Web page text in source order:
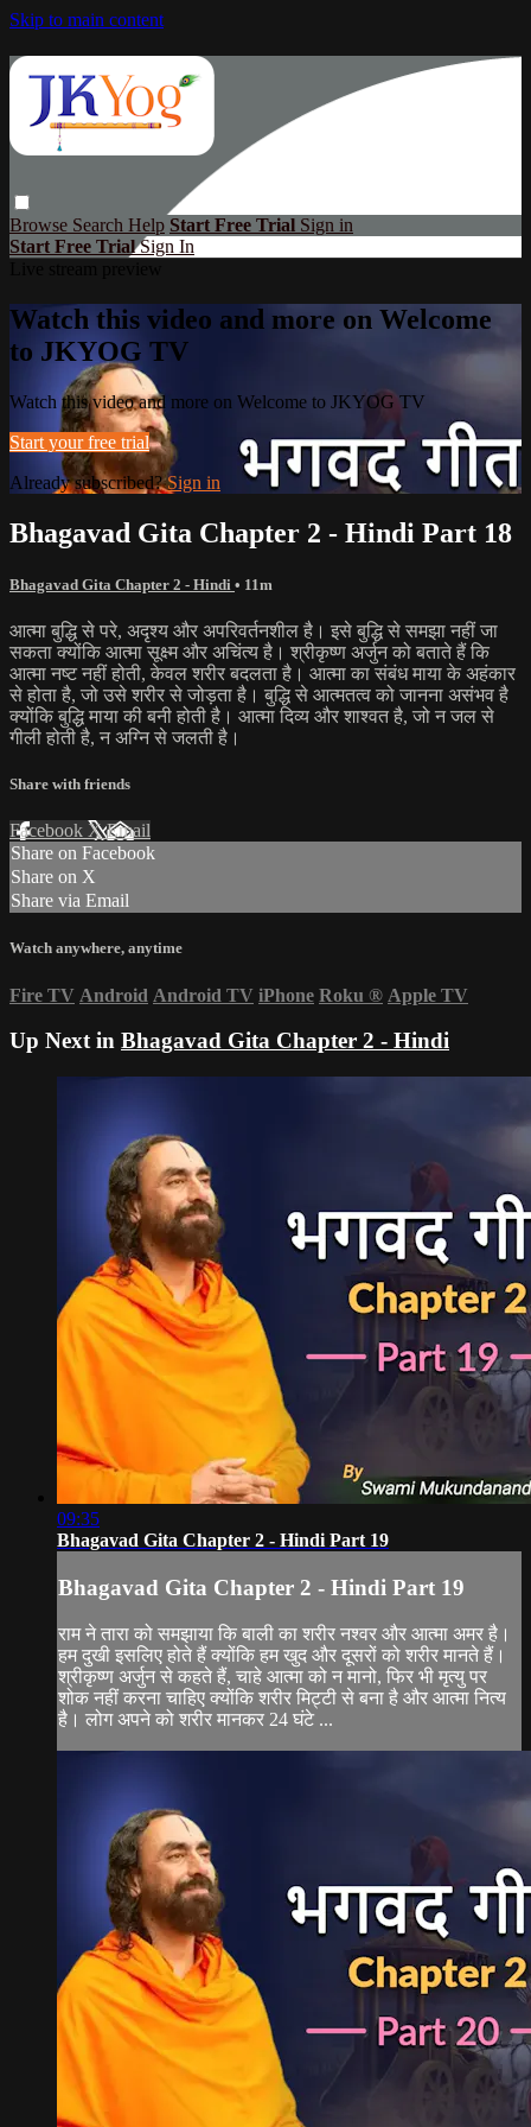
Skip to main content
Browse Search Help Start Free Trial Sign in
Start Free TrialSign In
Watch this video and more on Welcome
to JKYOG TV
Watch this video and more on Welcome to JKYOG TV
Start your free trial
Already subscribed?Sign in
Bhagavad Gita Chapter 2 - Hindi Part 18
Bhagavad Gita Chapter 2 - Hindi • 11m
आत्मा बुद्धि से परे, अदृश्य और अपरिवर्तनशील है। इसे बुद्धि से समझा नहीं जा
सकता क्योंकि आत्मा सूक्ष्म और अचिंत्य है। श्रीकृष्ण अर्जुन को बताते हैं कि
आत्मा नष्ट नहीं होती, केवल शरीर बदलता है। आत्मा का संबंध माया के अहंकार
से होता है, जो उसे शरीर से जोड़ता है। बुद्धि से आत्मतत्व को जानना असंभव है
क्योंकि बुद्धि माया की बनी होती है। आत्मा दिव्य और शाश्वत है, जो न जल से
गीली होती है, न अग्नि से जलती है।
Share with friends
Facebook XEmail
Share on Facebook
Share on X
Share via Email
Watch anywhere, anytime
Fire TV Android Android TV iPhone Roku ® Apple TV
Up Next in Bhagavad Gita Chapter 2 - Hindi
09:35
Bhagavad Gita Chapter 2 - Hindi Part 19
Bhagavad Gita Chapter 2 - Hindi Part 19
राम ने तारा को समझाया कि बाली का शरीर नश्वर और आत्मा अमर है।
हम दुखी इसलिए होते हैं क्योंकि हम खुद और दूसरों को शरीर मानते हैं।
श्रीकृष्ण अर्जुन से कहते हैं, चाहे आत्मा को न मानो, फिर भी मृत्यु पर
शोक नहीं करना चाहिए क्योंकि शरीर मिट्टी से बना है और आत्मा नित्य
है। लोग अपने को शरीर मानकर 24 घंटे ...